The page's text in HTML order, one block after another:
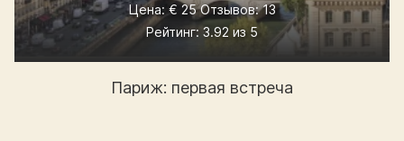
Цена: € 25 Отзывов: 13
Рейтинг: 3.92 из 5
Париж: первая встреча